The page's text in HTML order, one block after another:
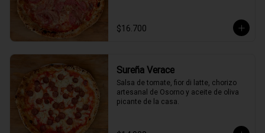
$16.700
Sureña Verace
Salsa de tomate, fior di latte, chorizo
artesanal de Osorno y aceite de oliva
picante de la casa.